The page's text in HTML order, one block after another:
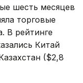
шесть месяцев
торговые
В рейтинге
Китай
($2,8